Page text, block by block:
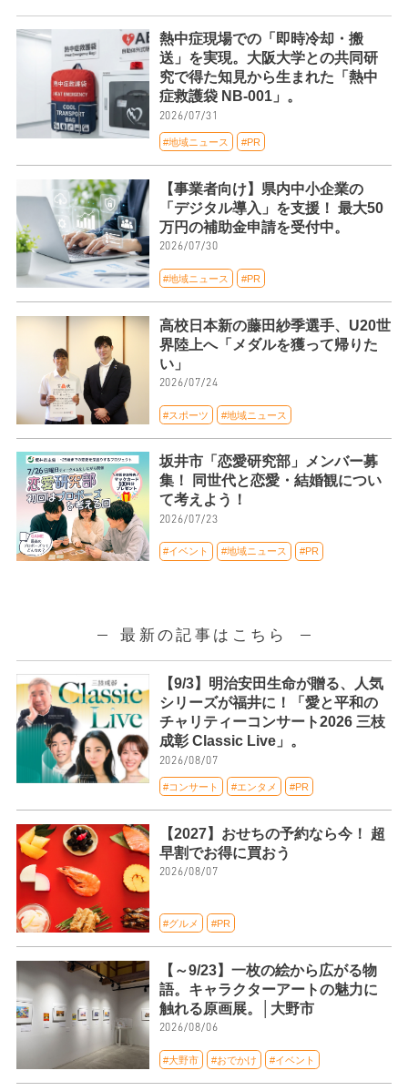
熱中症現場での「即時冷却・搬
送」を実現。大阪大学との共同研
究で得た知見から生まれた「熱中
症救護袋 NB-001」。
2026/07/31
#地域ニュース #PR
【事業者向け】県内中小企業の
「デジタル導入」を支援！ 最大50
万円の補助金申請を受付中。
2026/07/30
#地域ニュース #PR
高校日本新の藤田紗季選手、U20世
界陸上へ「メダルを獲って帰りた
い」
2026/07/24
#スポーツ #地域ニュース
坂井市「恋愛研究部」メンバー募
集！ 同世代と恋愛・結婚観につい
て考えよう！
2026/07/23
#イベント #地域ニュース #PR
最新の記事はこちら
【9/3】明治安田生命が贈る、人気
シリーズが福井に！「愛と平和の
チャリティーコンサート2026 三枝
成彰 Classic Live」。
2026/08/07
#コンサート #エンタメ #PR
【2027】おせちの予約なら今！ 超
早割でお得に買おう
2026/08/07
#グルメ #PR
【～9/23】一枚の絵から広がる物
語。キャラクターアートの魅力に
触れる原画展。│大野市
2026/08/06
#大野市 #おでかけ #イベント